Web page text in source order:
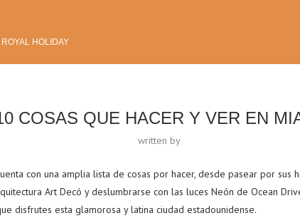
HOLIDAY
COSAS QUE HACER Y VER EN
written by
con una amplia lista de cosas por hacer, desde pasear por sus
Art Decó y deslumbrarse con las luces Neón de Ocean
disfrutes esta glamorosa y latina ciudad estadounidense.